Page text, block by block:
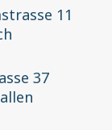
11
37